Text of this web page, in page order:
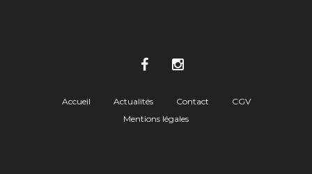
Accueil Actualités Contact
CGV
Mentions légales